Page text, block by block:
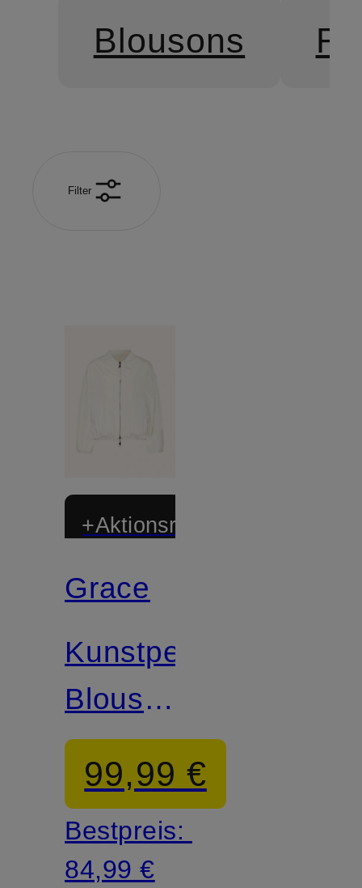
Blousons
Filter
+Aktionsrabatt
Grace
Kunstpelz-
Blouson
zum
Wenden
99,99 €
Bestpreis:
84,99 €